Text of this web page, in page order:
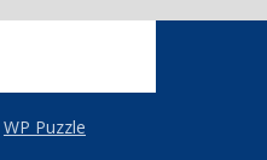
WP Puzzle